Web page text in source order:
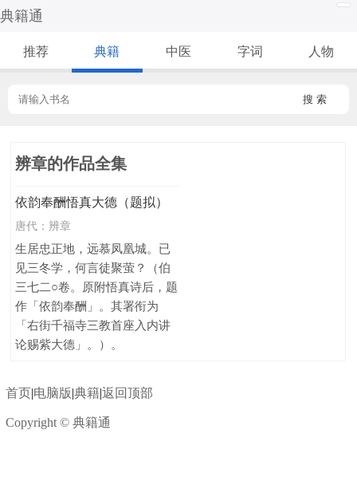
典籍通
推荐 典籍 中医 字词 人物
搜 索
辨章的作品全集
依韵奉酬悟真大德（题拟）
唐代：辨章
生居忠正地，远慕凤凰城。已
见三冬学，何言徒聚萤？（伯
三七二○卷。原附悟真诗后，题
作「依韵奉酬」。其署衔为
「右街千福寺三教首座入内讲
论赐紫大德」。）。
首页|电脑版|典籍|返回顶部
Copyright © 典籍通